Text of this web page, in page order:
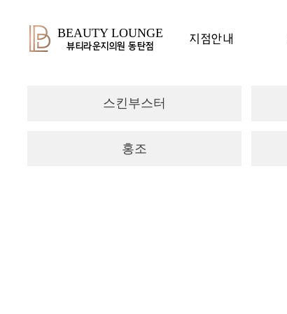
BEAUTY LOUNGE
뷰티라운지의원 동탄점
지점안내
스킨부스터
홍조